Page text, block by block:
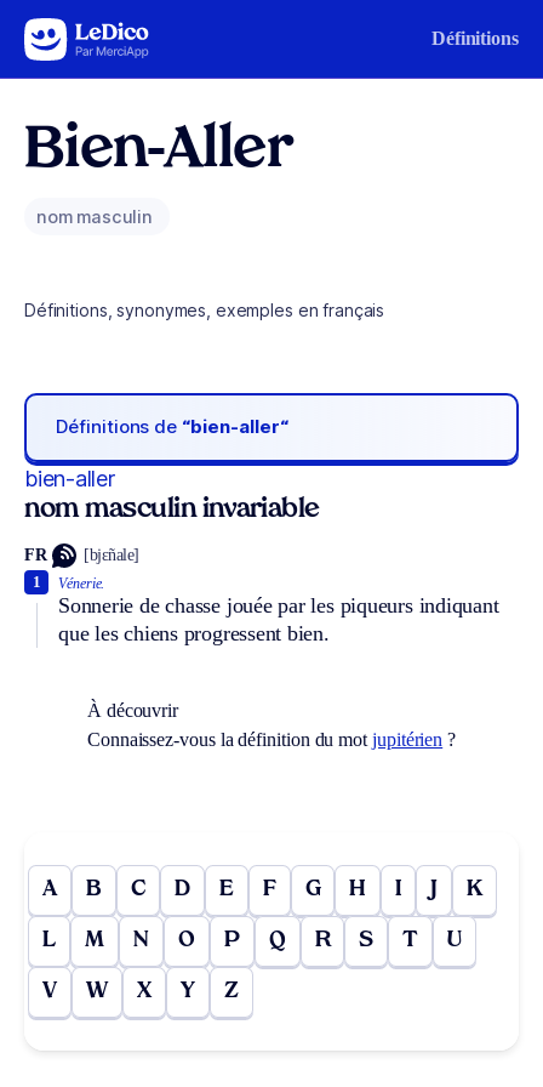
Aller au contenu Définitions
Bien-Aller
nom masculin
Définitions, synonymes, exemples en français
Définitions de “bien-aller“
bien-aller
nom masculin invariable
FR [bjɛ̃nale]
Vénerie.
Sonnerie de chasse jouée par les piqueurs indiquant
que les chiens progressent bien.
1
À découvrir
Connaissez-vous la définition du mot jupitérien ?
A B C D E F G H I J K
L M N O P Q R S T U
V W X Y Z